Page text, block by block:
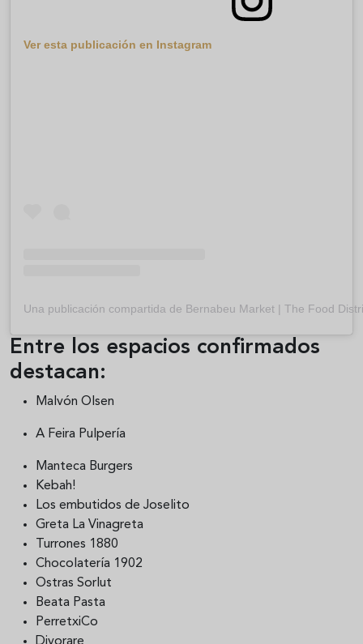
Ver esta publicación en Instagram
Una publicación compartida de Bernabeu Market | The Food
Entre los espacios confirmados
destacan:
Malvón Olsen
A Feira Pulpería
Manteca Burgers
Kebah!
Los embutidos de Joselito
Greta La Vinagreta
Turrones 1880
Chocolatería 1902
Ostras Sorlut
Beata Pasta
PerretxiCo
Divorare